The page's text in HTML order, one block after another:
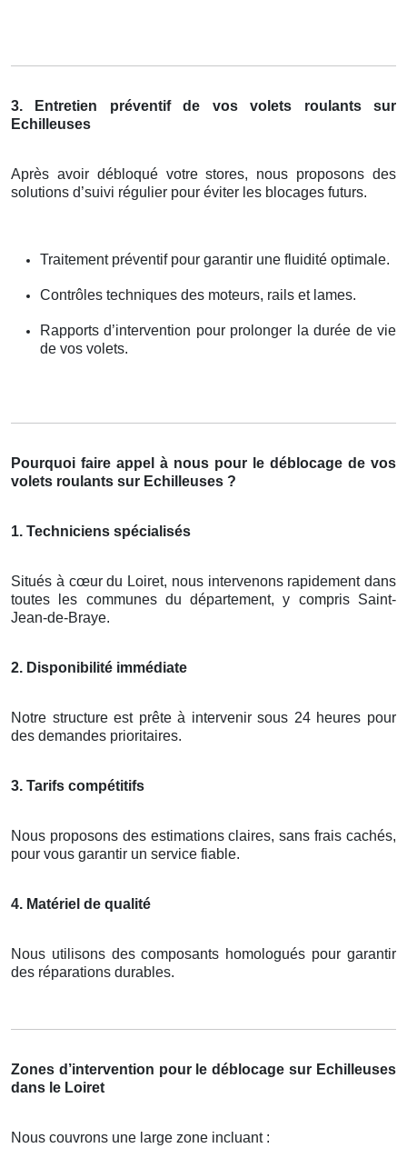
3. Entretien préventif de vos volets roulants sur
Echilleuses
Après avoir débloqué votre stores, nous proposons des
solutions d’suivi régulier pour éviter les blocages futurs.
Traitement préventif pour garantir une fluidité optimale.
Contrôles techniques des moteurs, rails et lames.
Rapports d’intervention pour prolonger la durée de vie
de vos volets.
Pourquoi faire appel à nous pour le déblocage de vos
volets roulants sur Echilleuses ?
1. Techniciens spécialisés
Situés à cœur du Loiret, nous intervenons rapidement dans
toutes les communes du département, y compris Saint-
Jean-de-Braye.
2. Disponibilité immédiate
Notre structure est prête à intervenir sous 24 heures pour
des demandes prioritaires.
3. Tarifs compétitifs
Nous proposons des estimations claires, sans frais cachés,
pour vous garantir un service fiable.
4. Matériel de qualité
Nous utilisons des composants homologués pour garantir
des réparations durables.
Zones d’intervention pour le déblocage sur Echilleuses
dans le Loiret
Nous couvrons une large zone incluant :